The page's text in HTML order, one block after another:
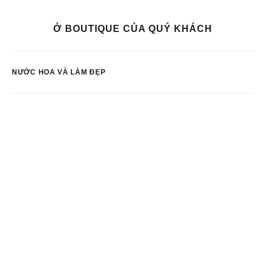
Ở BOUTIQUE CỦA QUÝ KHÁCH
NƯỚC HOA VÀ LÀM ĐẸP